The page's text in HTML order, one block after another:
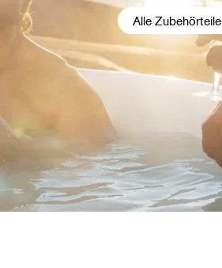
Alle Zubehörteile